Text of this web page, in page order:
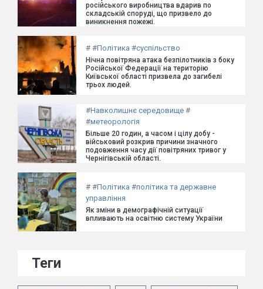
російського виробництва вдарив по
складській споруді, що призвело до
виникнення пожежі.
# #Політика #суспільство
Нічна повітряна атака безпілотників з боку
Російської Федерації на територію
Київської області призвела до загибелі
трьох людей.
#Навколишнє середовище #
#метеорологія
Більше 20 годин, а часом і цілу добу -
військовий розкрив причини значного
подовження часу дії повітряних тривог у
Чернігівській області.
# #Політика #політика та державне
управління
Як зміни в демографічній ситуації
впливають на освітню систему України
Теги